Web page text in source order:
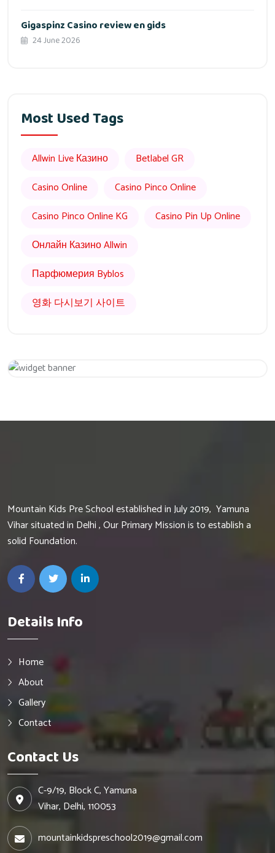
Gigaspinz Casino review en gids
24 June 2026
Most Used Tags
Allwin Live Казино
Betlabel GR
Casino Online
Casino Pinco Online
Casino Pinco Online KG
Casino Pin Up Online
Онлайн Казино Allwin
Парфюмерия Byblos
영화 다시보기 사이트
Mountain Kids Pre School established in July 2019, Yamuna
Vihar situated in Delhi , Our Primary Mission is to establish a
solid Foundation.
Details Info
Home
About
Gallery
Contact
Contact Us
C-9/19, Block C, Yamuna
Vihar, Delhi, 110053
mountainkidspreschool2019@gmail.com